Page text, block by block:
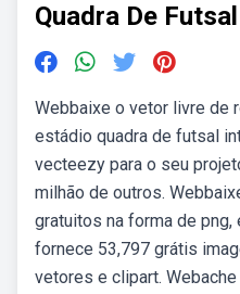
Quadra De
Webbaixe o vetor livre de
estádio quadra de futsal
vecteezy para o seu
milhão de outros.
gratuitos na forma de png,
fornece 53,797 grátis
vetores e clipart.